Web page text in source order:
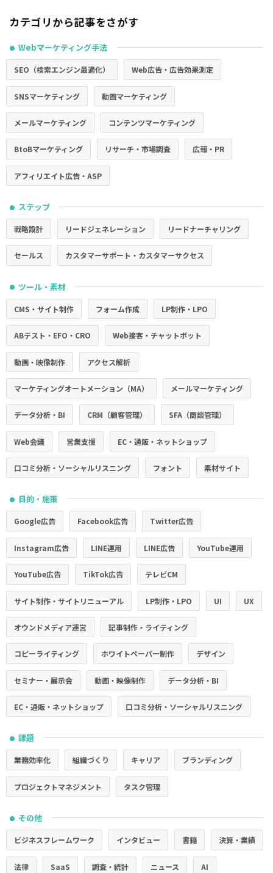
カテゴリから記事をさがす
● Webマーケティング手法
SEO（検索エンジン最適化） Web広告・広告効果測定
SNSマーケティング 動画マーケティング
メールマーケティング コンテンツマーケティング
BtoBマーケティング リサーチ・市場調査 広報・PR
アフィリエイト広告・ASP
● ステップ
戦略設計 リードジェネレーション リードナーチャリング
セールス カスタマーサポート・カスタマーサクセス
● ツール・素材
CMS・サイト制作 フォーム作成 LP制作・LPO
ABテスト・EFO・CRO Web接客・チャットボット
動画・映像制作 アクセス解析
マーケティングオートメーション（MA） メールマーケティング
データ分析・BI CRM（顧客管理） SFA（商談管理）
Web会議 営業支援 EC・通販・ネットショップ
口コミ分析・ソーシャルリスニング フォント 素材サイト
● 目的・施策
Google広告 Facebook広告 Twitter広告
Instagram広告 LINE運用 LINE広告 YouTube運用
YouTube広告 TikTok広告 テレビCM
サイト制作・サイトリニューアル LP制作・LPO UI UX
オウンドメディア運営 記事制作・ライティング
コピーライティング ホワイトペーパー制作 デザイン
セミナー・展示会 動画・映像制作 データ分析・BI
EC・通販・ネットショップ 口コミ分析・ソーシャルリスニング
● 課題
業務効率化 組織づくり キャリア ブランディング
プロジェクトマネジメント タスク管理
● その他
ビジネスフレームワーク インタビュー 書籍 決算・業績
法律 SaaS 調査・統計 ニュース AI